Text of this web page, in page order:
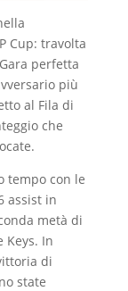
Cup: travolta
perfetta
più
al Fila di
che
tempo con le
assist in
metà di
Keys. In
di
state